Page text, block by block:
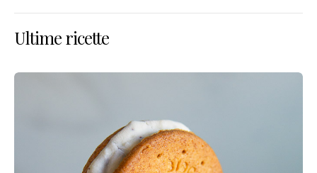
Ultime ricette